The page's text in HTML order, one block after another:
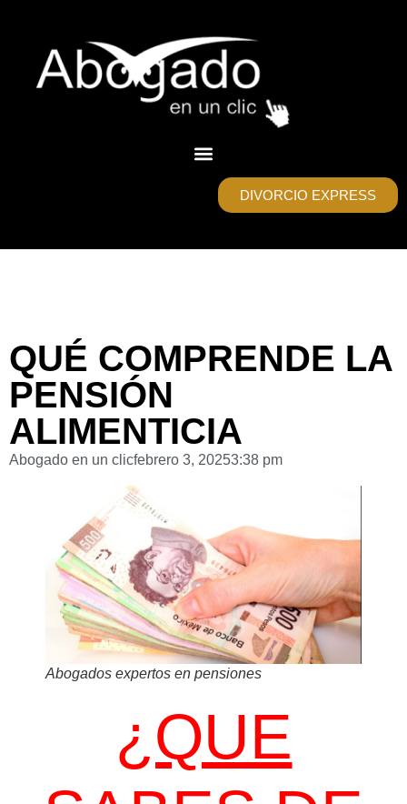
DIVORCIO EXPRESS
QUÉ COMPRENDE LA
PENSIÓN
ALIMENTICIA
Abogado en un clicfebrero 3, 20253:38 pm
Abogados expertos en pensiones
¿QUE